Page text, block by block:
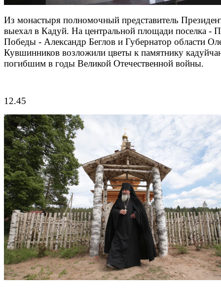
Из монастыря полномочный представитель
выехал в Кадуй. На центральной площади поселка -
Победы - Александр Беглов и Губернатор области
Кувшинников возложили цветы к памятнику
погибшим в годы Великой Отечественной войны.
12.45